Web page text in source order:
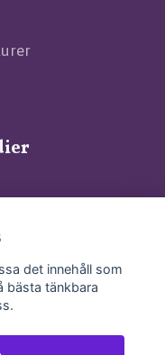
det innehåll som
bästa tänkbara